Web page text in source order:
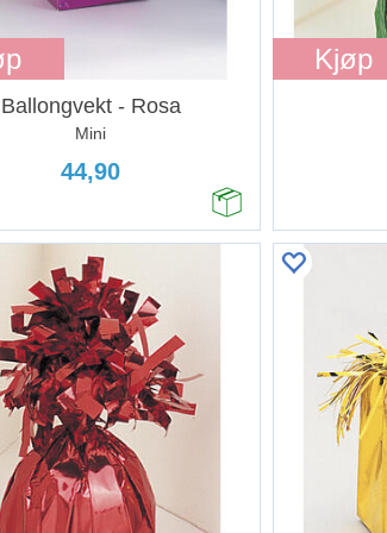
Ballongvekt - Rosa
Mini
44,90
Kjøp